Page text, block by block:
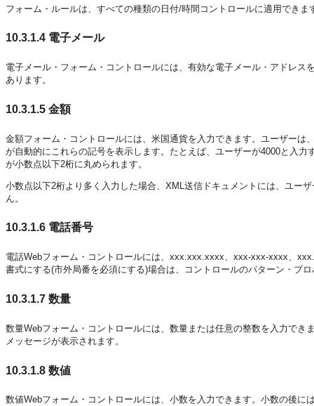
フォーム・ルールは、すべての種類の日付/時間コントロールに適用でき
10.3.1.4 電子メール
電子メール・フォーム・コントロールには、有効な電子メール・アドレス
あります。
10.3.1.5 金額
金額フォーム・コントロールには、米国通貨を入力できます。ユーザー
が自動的にこれらの記号を表示します。たとえば、ユーザーが4000と入
が小数点以下2桁に丸められます。
小数点以下2桁より多く入力した場合、XML送信ドキュメントには、ユー
ん。
10.3.1.6 電話番号
電話Webフォーム・コントロールには、xxx.xxx.xxxx、xxx-xxx-xxxx、
書式にする(市外局番を必須にする)場合は、コントロールのパターン・プ
10.3.1.7 数量
数量Webフォーム・コントロールには、数量または任意の整数を入力で
メッセージが表示されます。
10.3.1.8 数値
数値Webフォーム・コントロールには、小数を入力できます。小数の後に